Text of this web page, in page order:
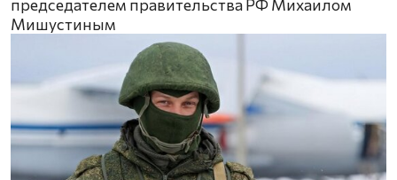
председателем правительства РФ Михаилом
Мишустиным